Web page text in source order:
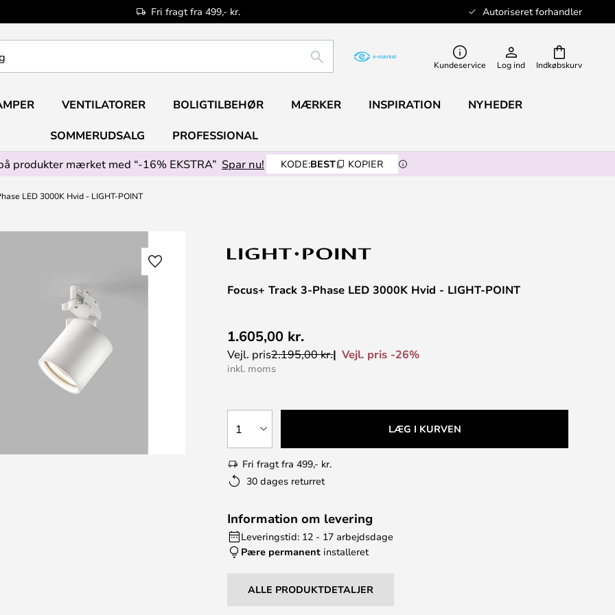
Fri fragt fra 499,- kr. Autoriseret forhandler
Indkøbskurv
SØG Kundeservice Log ind
VENTILATORER BOLIGTILBEHØR MÆRKER INSPIRATION NYHEDER
SOMMERUDSALG
PROFESSIONAL
produkter mærket med “-16% EKSTRA” Spar nu! KODE:BEST KOPIER
LED 3000K Hvid - LIGHT-POINT
Focus+ Track 3-Phase LED 3000K Hvid - LIGHT-POINT
1.605,00 kr.
Vejl. pris2.195,00 kr. Vejl. pris -26%
inkl. moms
1 LÆG I KURVEN
Fri fragt fra 499,- kr.
30 dages returret
Information om levering
Leveringstid: 12 - 17 arbejdsdage
Pære permanent installeret
ALLE PRODUKTDETALJER